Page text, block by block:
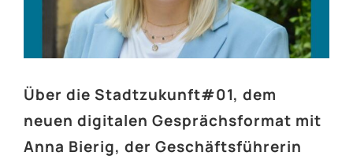
Über die Stadtzukunft#01, dem
neuen digitalen Gesprächsformat mit
Anna Bierig, der Geschäftsführerin